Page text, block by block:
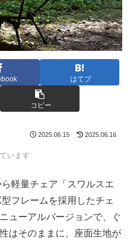
はてブ
コピー
2025.06.15 2025.06.16
います
軽量チェア「スワルスエ
フレームを採用したチェ
ューアルバージョンで、ぐ
はそのままに、座面生地が